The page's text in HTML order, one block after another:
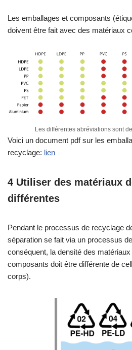
Les emballages et composants
doivent être fait avec des matériaux
Les différentes abréviations sont
Voici un document pdf sur les
recyclage: lien
4 Utiliser des matériaux
différentes
Pendant le processus de recyclage
séparation se fait via un processus
conséquent, la densité des
composants doit être différente de
corps).